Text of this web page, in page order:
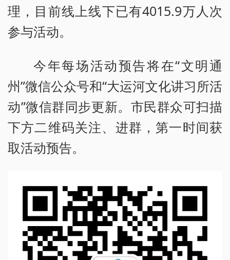
理，目前线上线下已有4015.9万人次
参与活动。
今年每场活动预告将在“文明通
州”微信公众号和“大运河文化讲习所活
动”微信群同步更新。市民群众可扫描
下方二维码关注、进群，第一时间获
取活动预告。